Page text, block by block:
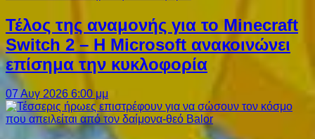
Τέλος της αναμονής για το Minecraft
Switch 2 – Η Microsoft ανακοινώνει
επίσημα την κυκλοφορία
07 Αυγ 2026 6:00 μμ